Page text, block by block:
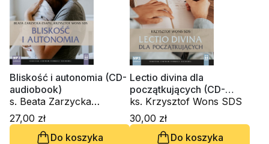
Bliskość i autonomia (CD-
audiobook)
s. Beata Zarzycka
ZSAPU, ks. Krzysztof
Wons SDS
27,00 zł
Do koszyka
Lectio divina dla
początkujących (CD-
audiobook)
ks. Krzysztof Wons SDS
30,00 zł
Do koszyka